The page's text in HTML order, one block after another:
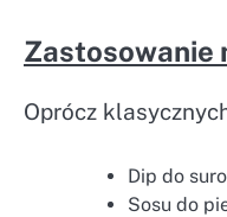
Zastosowanie
Oprócz
Dip do
Sosu do